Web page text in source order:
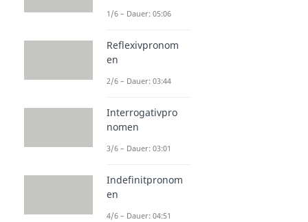
1/6 – Dauer: 05:06
Reflexivpronom
en
2/6 – Dauer: 03:44
Interrogativpro
nomen
3/6 – Dauer: 03:01
Indefinitpronom
en
4/6 – Dauer: 04:51